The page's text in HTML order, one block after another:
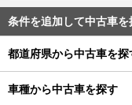
条件を追加して中古車を
都道府県から中古車を探
車種から中古車を探す